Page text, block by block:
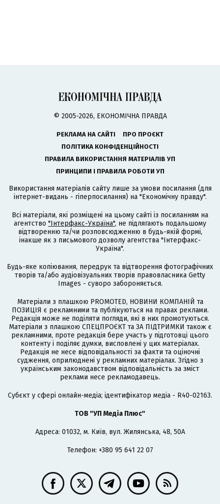
© 2005-2026, ЕКОНОМІЧНА ПРАВДА
РЕКЛАМА НА САЙТІ
ПРО ПРОЄКТ
ПОЛІТИКА КОНФІДЕНЦІЙНОСТІ
ПРАВИЛА ВИКОРИСТАННЯ МАТЕРІАЛІВ УП
ПРИНЦИПИ І ПРАВИЛА РОБОТИ УП
Використання матеріалів сайту лише за умови посилання (для
інтернет-видань - гіперпосилання) на "Економічну правду".
Всі матеріали, які розміщені на цьому сайті із посиланням на
агентство "Інтерфакс-Україна", не підлягають подальшому
відтворенню та/чи розповсюдженню в будь-якій формі,
інакше як з письмового дозволу агентства "Інтерфакс-
Україна".
Будь-яке копіювання, передрук та відтворення фотографічних
творів та/або аудіовізуальних творів правовласника Getty
Images - суворо забороняється.
Матеріали з плашкою PROMOTED, НОВИНИ КОМПАНІЙ та
ПОЗИЦІЯ є рекламними та публікуються на правах реклами.
Редакція може не поділяти погляди, які в них промотуються.
Матеріали з плашкою СПЕЦПРОЄКТ та ЗА ПІДТРИМКИ також є
рекламними, проте редакція бере участь у підготовці цього
контенту і поділяє думки, висловлені у цих матеріалах.
Редакція не несе відповідальності за факти та оціночні
судження, оприлюднені у рекламних матеріалах. Згідно з
українським законодавством відповідальність за зміст
реклами несе рекламодавець.
Cубєкт у сфері онлайн-медіа; ідентифікатор медіа - R40-02163.
ТОВ "УП Медіа Плюс"
Адреса: 01032, м. Київ, вул. Жилянська, 48, 50А
Телефон: +380 95 641 22 07